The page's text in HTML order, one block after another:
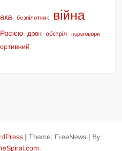
безпілотник війна
дрон обстріл переговори
| Theme: FreeNews | By
.